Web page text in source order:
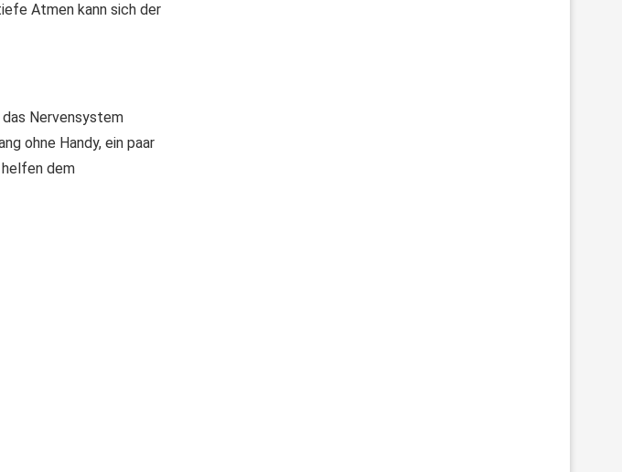
Atmen kann sich der
Nervensystem
ohne Handy, ein paar
helfen dem